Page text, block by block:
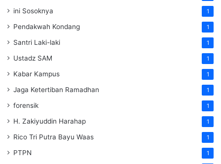
ini Sosoknya 1
Pendakwah Kondang 1
Santri Laki-laki 1
Ustadz SAM 1
Kabar Kampus 1
Jaga Ketertiban Ramadhan 1
forensik 1
H. Zakiyuddin Harahap 1
Rico Tri Putra Bayu Waas 1
PTPN 1